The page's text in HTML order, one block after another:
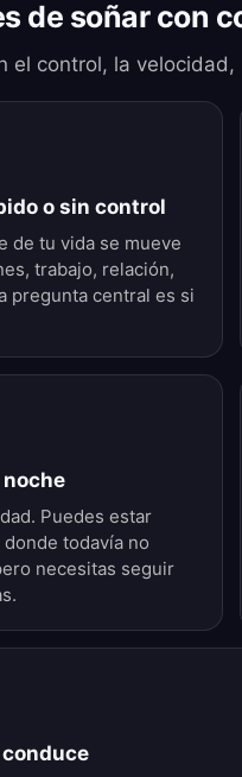
de soñar con
el control, la
o sin control
de tu vida se mueve
trabajo, relación,
pregunta central es si
Puedes estar
todavía no
necesitas seguir